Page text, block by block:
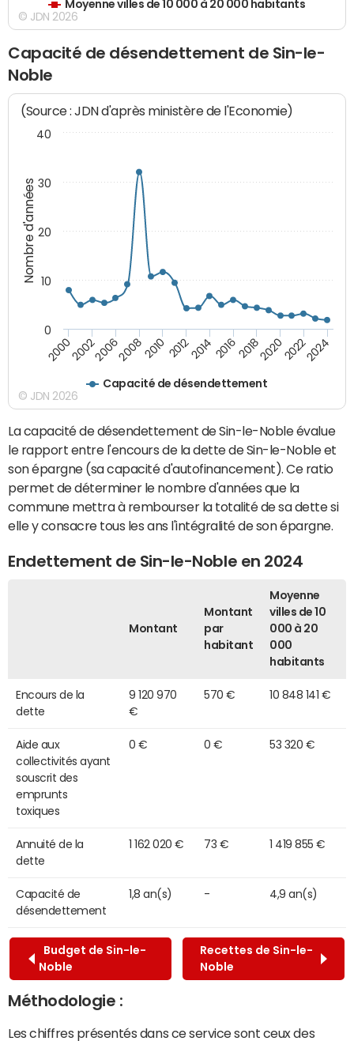
Moyenne villes de 10 000 à 20 000 habitants
© JDN 2026
Capacité de désendettement de Sin-le-
Noble
Nombre d'années
(Source : JDN d'après ministère de l'Economie)
Capacité de désendettement
20002002200620082010 2012201420162018202020222024
0
10
20
30
40
© JDN 2026
La capacité de désendettement de Sin-le-Noble évalue
le rapport entre l'encours de la dette de Sin-le-Noble et
son épargne (sa capacité d'autofinancement). Ce ratio
permet de déterminer le nombre d'années que la
commune mettra à rembourser la totalité de sa dette si
elle y consacre tous les ans l'intégralité de son épargne.
Endettement de Sin-le-Noble en 2024
Montant
Montant
par
habitant
Moyenne
villes de 10
000 à 20
000
habitants
Encours de la
dette
9 120 970
€
570 € 10 848 141 €
Aide aux
collectivités ayant
souscrit des
emprunts
toxiques
0 € 0 € 53 320 €
Annuité de la
dette
1 162 020 € 73 € 1 419 855 €
Capacité de
désendettement
1,8 an(s) - 4,9 an(s)
Budget de Sin-le-
Noble
Recettes de Sin-le-
Noble
Méthodologie :
Les chiffres présentés dans ce service sont ceux des